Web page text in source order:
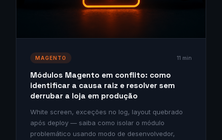
MAGENTO 11 min
Módulos Magento em conflito: como
identificar a causa raiz e resolver sem
derrubar a loja em produção
White screen, exceções no log, layout quebrado
após deploy — saiba como isolar o módulo
problemático usando modo de desenvolvedor,